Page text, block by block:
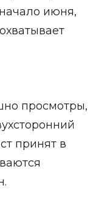
июня,
просмотры,
принят в